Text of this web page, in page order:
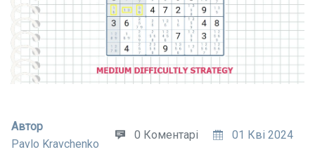
Автор
Pavlo Kravchenko
0 Коментарі 01 Кві 2024